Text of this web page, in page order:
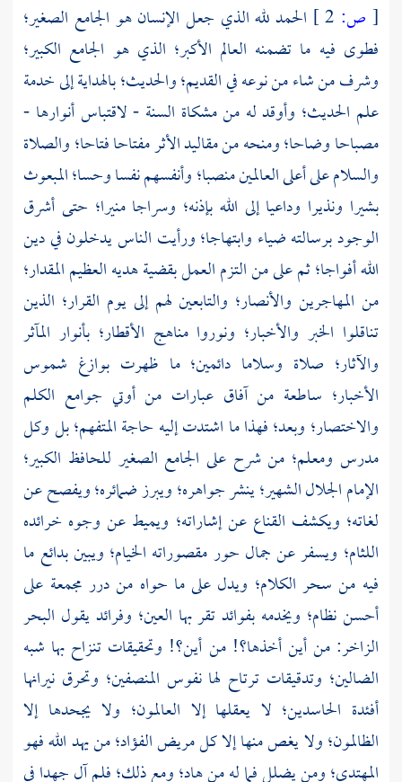
[ ص:
الحمد لله الذي جعل الإنسان هو الجامع الصغير؛
فطوى فيه ما تضمنه العالم الأكبر؛ الذي هو الجامع الكبير؛
وشرف من شاء من نوعه في القديم؛ والحديث؛ بالهداية إلى خدمة
علم الحديث؛ وأوقد له من مشكاة السنة - لاقتباس أنوارها -
مصباحا وضاحا؛ ومنحه من مقاليد الأثر مفتاحا فتاحا؛ والصلاة
والسلام على أعلى العالمين منصبا؛ وأنفسهم نفسا وحسا؛ المبعوث
بشيرا ونذيرا وداعيا إلى الله بإذنه؛ وسراجا منيرا؛ حتى أشرق
الوجود برسالته ضياء وابتهاجا؛ ورأيت الناس يدخلون في دين
الله أفواجا؛ ثم على من التزم العمل بقضية هديه العظيم المقدار؛
من المهاجرين والأنصار؛ والتابعين لهم إلى يوم القرار؛ الذين
تناقلوا الخبر والأخبار؛ ونوروا مناهج الأقطار؛ بأنوار المآثر
والآثار؛ صلاة وسلاما دائمين؛ ما ظهرت بوازغ شموس
الأخبار؛ ساطعة من آفاق عبارات من أوتي جوامع الكلم
والاختصار؛ وبعد؛ فهذا ما اشتدت إليه حاجة المتفهم؛ بل وكل
مدرس ومعلم؛ من شرح على الجامع الصغير للحافظ الكبير؛
الإمام الجلال الشهير؛ ينشر جواهره؛ ويبرز ضمائره؛ ويفصح عن
لغاته؛ ويكشف القناع عن إشاراته؛ ويميط عن وجوه خرائده
اللثام؛ ويسفر عن جمال حور مقصوراته الخيام؛ ويبين بدائع ما
فيه من سحر الكلام؛ ويدل على ما حواه من درر مجمعة على
أحسن نظام؛ ويخدمه بفوائد تقر بها العين؛ وفرائد يقول البحر
الزاخر: من أين أخذها؟! من أين؟! وتحقيقات تنزاح بها شبه
الضالين؛ وتدقيقات ترتاح لها نفوس المنصفين؛ وتحرق نيرانها
أفئدة الحاسدين؛ لا يعقلها إلا العالمون؛ ولا يجحدها إلا
الظالمون؛ ولا يغص منها إلا كل مريض الفؤاد؛ من يهد الله فهو
المهتدي؛ ومن يضلل فما له من هاد؛ ومع ذلك؛ فلم آل جهدا في